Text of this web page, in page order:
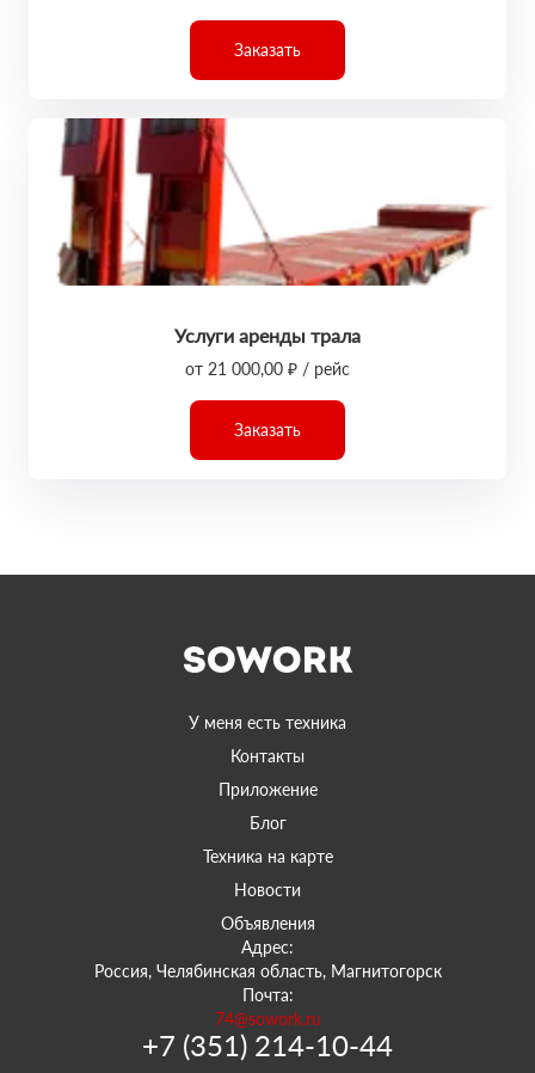
Заказать
Услуги аренды трала
от 21 000,00 ₽ / рейс
Заказать
У меня есть техника
Контакты
Приложение
Блог
Техника на карте
Новости
Объявления
Адрес:
Россия, Челябинская область, Магнитогорск
Почта:
74@sowork.ru
+7 (351) 214-10-44